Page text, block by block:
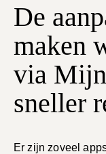
De
maken
via
sneller
Er zijn zoveel